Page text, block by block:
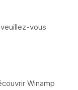
vous
Winamp